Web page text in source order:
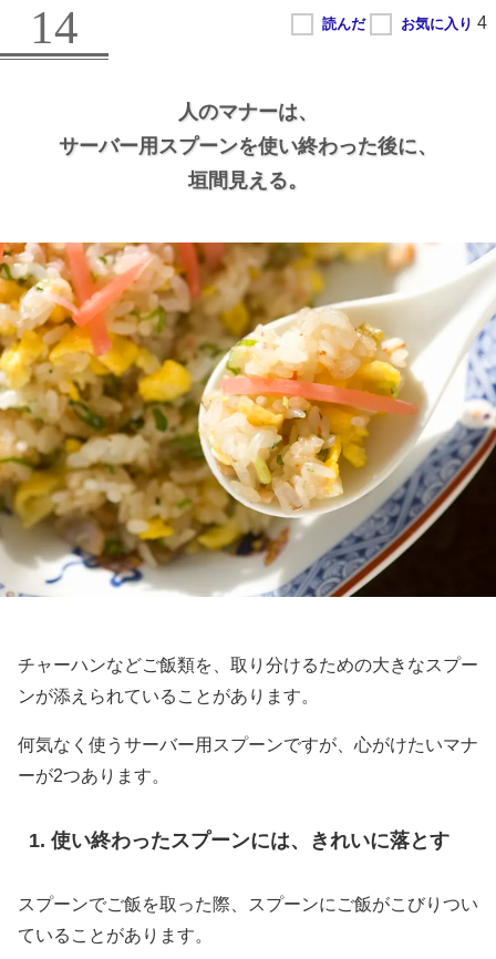
14
人のマナーは、
サーバー用スプーンを使い終わった後に、
垣間見える。
チャーハンなどご飯類を、取り分けるための大きなスプー
ンが添えられていることがあります。
何気なく使うサーバー用スプーンですが、心がけたいマナ
ーが2つあります。
使い終わったスプーンには、きれいに落とす
スプーンでご飯を取った際、スプーンにご飯がこびりつい
ていることがあります。